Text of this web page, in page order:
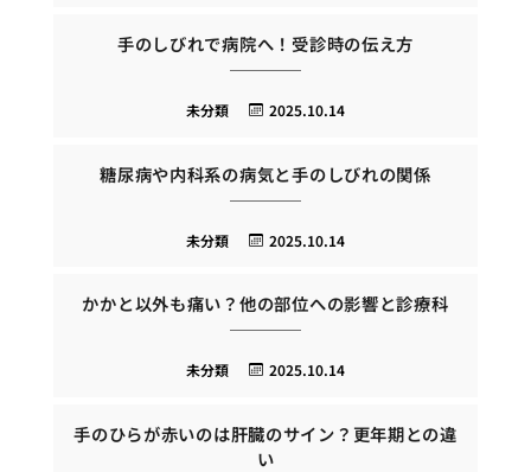
手のしびれで病院へ！受診時の伝え方
2025.10.14
未分類
糖尿病や内科系の病気と手のしびれの関係
2025.10.14
未分類
かかと以外も痛い？他の部位への影響と診療科
2025.10.14
未分類
手のひらが赤いのは肝臓のサイン？更年期との違
い